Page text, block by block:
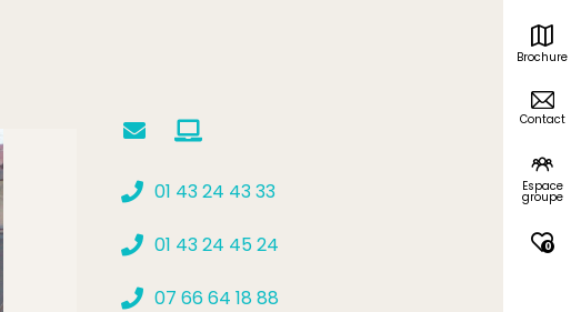
Brochure
Contact
Espace
groupe
0
01 43 24 43 33
01 43 24 45 24
07 66 64 18 88